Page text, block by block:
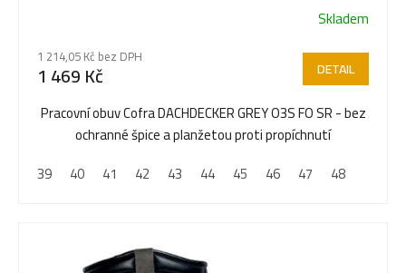
Skladem
1 214,05 Kč bez DPH
1 469 Kč DETAIL
Pracovní obuv Cofra DACHDECKER GREY O3S FO SR - bez
ochranné špice a planžetou proti propíchnutí
39
40 41 42 43 44 45 46 47 48